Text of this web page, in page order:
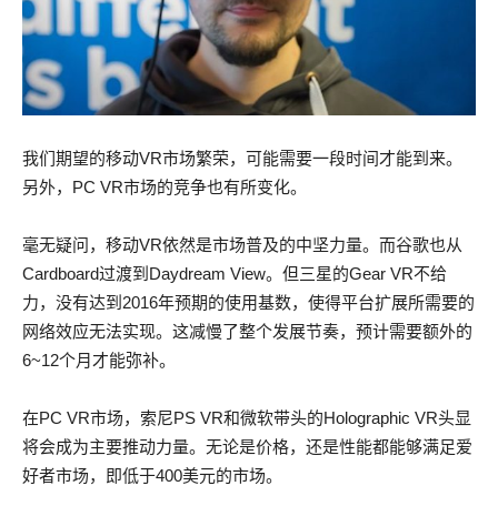
我们期望的移动VR市场繁荣，可能需要一段时间才能到来。
另外，PC VR市场的竞争也有所变化。
毫无疑问，移动VR依然是市场普及的中坚力量。而谷歌也从
Cardboard过渡到Daydream View。但三星的Gear VR不给
力，没有达到2016年预期的使用基数，使得平台扩展所需要的
网络效应无法实现。这减慢了整个发展节奏，预计需要额外的
6~12个月才能弥补。
在PC VR市场，索尼PS VR和微软带头的Holographic VR头显
将会成为主要推动力量。无论是价格，还是性能都能够满足爱
好者市场，即低于400美元的市场。